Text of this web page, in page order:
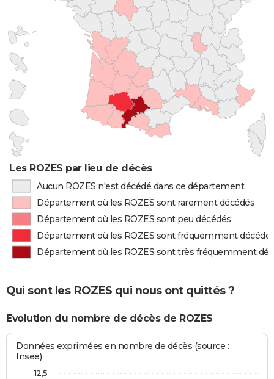
Les ROZES par lieu de décès
Aucun ROZES n'est décédé dans ce département
Département où les ROZES sont rarement décédés
Département où les ROZES sont peu décédés
Département où les ROZES sont fréquemment
Département où les ROZES sont très fréquemment
Qui sont les ROZES qui nous ont quittés ?
Evolution du nombre de décès de ROZES
Données exprimées en nombre de décès (source :
Insee)
12,5